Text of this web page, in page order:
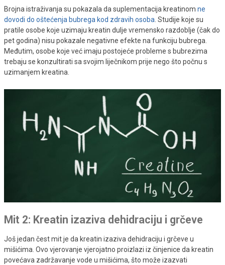
Brojna istraživanja su pokazala da suplementacija kreatinom ne
dovodi do oštećenja bubrega kod zdravih osoba . Studije koje su
pratile osobe koje uzimaju kreatin dulje vremensko razdoblje (čak do
pet godina) nisu pokazale negativne efekte na funkciju bubrega.
Međutim, osobe koje već imaju postojeće probleme s bubrezima
trebaju se konzultirati sa svojim liječnikom prije nego što počnu s
uzimanjem kreatina.
Mit 2: Kreatin izaziva dehidraciju i grčeve
Još jedan čest mit je da kreatin izaziva dehidraciju i grčeve u
mišićima. Ovo vjerovanje vjerojatno proizlazi iz činjenice da kreatin
povećava zadržavanje vode u mišićima, što može izazvati